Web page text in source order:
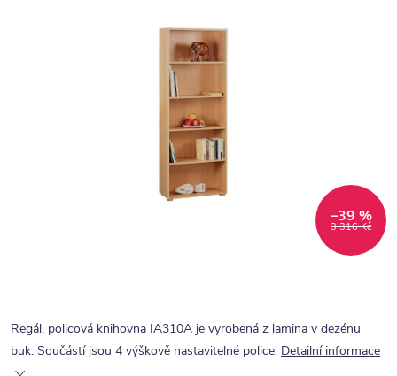
3 316 Kč
–39 %
Regál, policová knihovna IA310A je vyrobená z lamina v dezénu
buk. Součástí jsou 4 výškově nastavitelné police. Detailní informace